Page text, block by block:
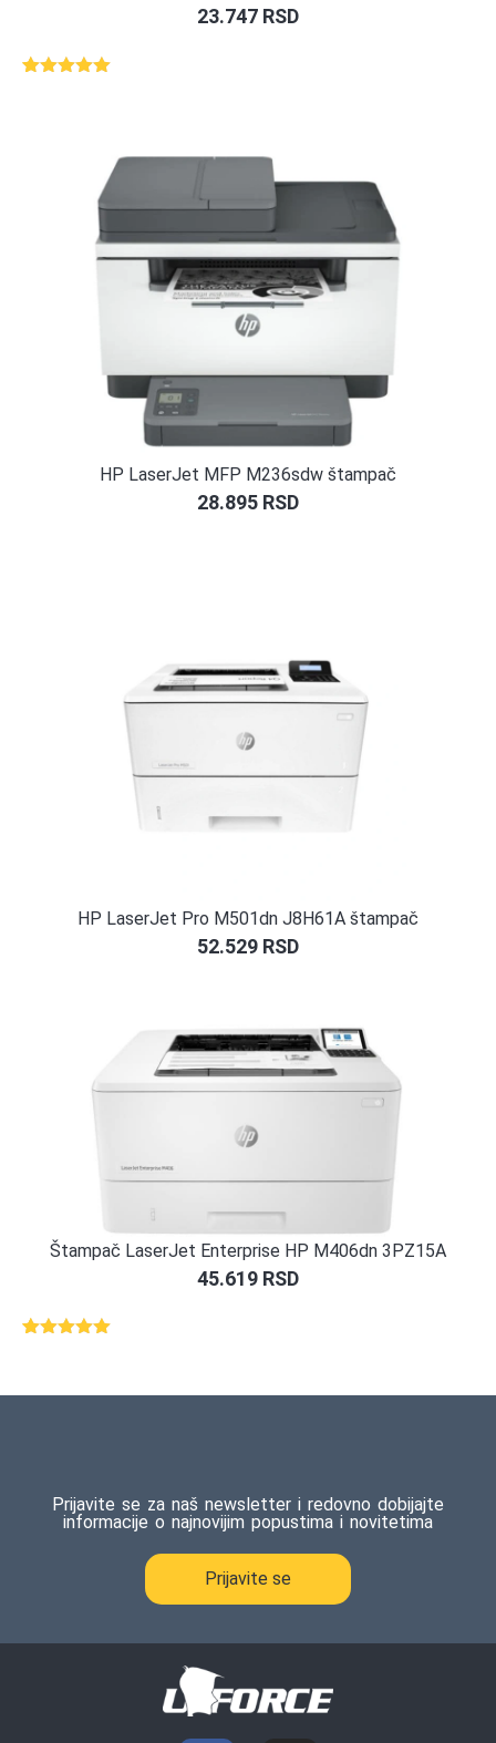
23.747 RSD
HP LaserJet MFP M236sdw štampač
28.895 RSD
HP LaserJet Pro M501dn J8H61A štampač
52.529 RSD
Štampač LaserJet Enterprise HP M406dn 3PZ15A
45.619 RSD
ocene
Prijavite se za naš newsletter i redovno dobijajte
informacije o najnovijim popustima i novitetima
Prijavite se